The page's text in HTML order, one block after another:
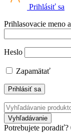
Prihlásiť sa
Prihlasovacie meno
Heslo
Zapamätať
Potrebujete poradiť?